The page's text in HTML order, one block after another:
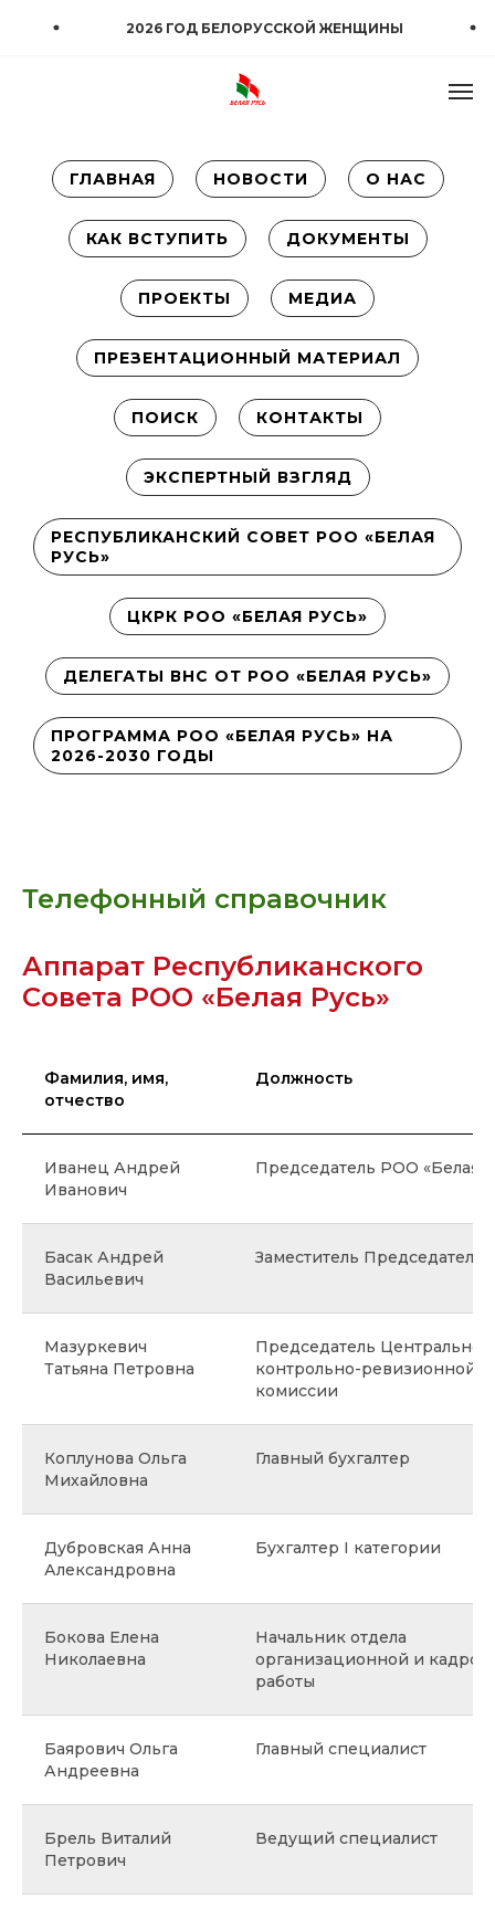
2026 ГОД БЕЛОРУССКОЙ ЖЕНЩИНЫ
ГЛАВНАЯ НОВОСТИ О НАС
КАК ВСТУПИТЬ ДОКУМЕНТЫ
ПРОЕКТЫ МЕДИА
ПРЕЗЕНТАЦИОННЫЙ МАТЕРИАЛ
ПОИСК КОНТАКТЫ
ЭКСПЕРТНЫЙ ВЗГЛЯД
РЕСПУБЛИКАНСКИЙ СОВЕТ РОО «БЕЛАЯ
РУСЬ»
ЦКРК РОО «БЕЛАЯ РУСЬ»
ДЕЛЕГАТЫ ВНС ОТ РОО «БЕЛАЯ РУСЬ»
ПРОГРАММА РОО «БЕЛАЯ РУСЬ» НА
2026-2030 ГОДЫ
Телефонный справочник
Аппарат Республиканского
Совета РОО «Белая Русь»
Фамилия, имя,
отчество
Должность
Иванец Андрей
Иванович
Председатель РОО «Белая
Басак Андрей
Васильевич
Заместитель Председателя
Мазуркевич
Татьяна Петровна
Председатель Центральной
контрольно-ревизионной
комиссии
Коплунова Ольга
Михайловна
Главный бухгалтер
Дубровская Анна
Александровна
Бухгалтер I категории
Бокова Елена
Николаевна
Начальник отдела
организационной и
работы
Баярович Ольга
Андреевна
Главный специалист
Брель Виталий
Петрович
Ведущий специалист